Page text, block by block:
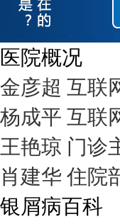
医院概况
金彦超 互联
杨成平 互联
王艳琼 门诊
肖建华 住院
银屑病百科